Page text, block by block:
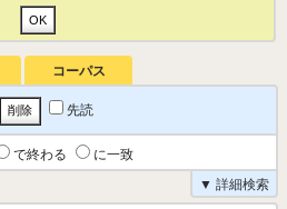
コーパス
先読
で終わる
に一致
▼ 詳細検索